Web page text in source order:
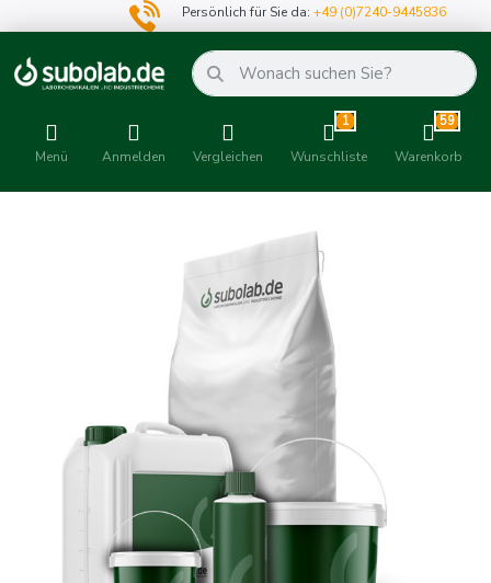
Persönlich für Sie da:+49 (0)7240-9445836
Menü Anmelden Vergleichen
1
Wunschliste
59
Warenkorb